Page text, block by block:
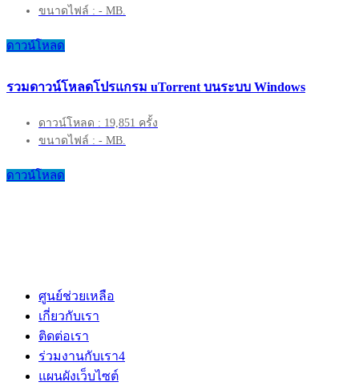
ขนาดไฟล์ : - MB.
ดาวน์โหลด
รวมดาวน์โหลดโปรแกรม uTorrent บนระบบ Windows
ดาวน์โหลด : 19,851 ครั้ง
ขนาดไฟล์ : - MB.
ดาวน์โหลด
ศูนย์ช่วยเหลือ
เกี่ยวกับเรา
ติดต่อเรา
ร่วมงานกับเรา4
แผนผังเว็บไซต์